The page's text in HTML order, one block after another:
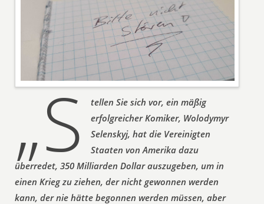
„S
tellen Sie sich vor, ein mäßig
erfolgreicher Komiker, Wolodymyr
Selenskyj, hat die Vereinigten
Staaten von Amerika dazu
überredet, 350 Milliarden Dollar auszugeben, um in
einen Krieg zu ziehen, der nicht gewonnen werden
kann, der nie hätte begonnen werden müssen, aber